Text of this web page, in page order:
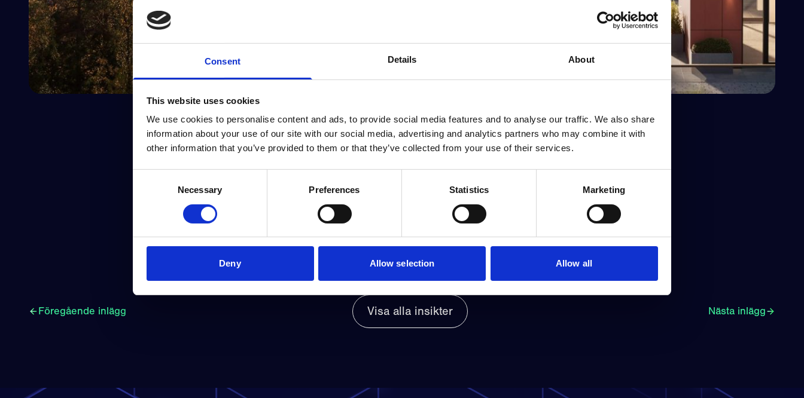
Consent Details About
This website uses cookies
We use cookies to personalise content and ads, to provide social media features and to analyse our traffic. We also share
information about your use of our site with our social media, advertising and analytics partners who may combine it with
other information that you’ve provided to them or that they’ve collected from your use of their services.
Necessary Preferences Statistics Marketing
Deny Allow selection Allow all
Mariell Hernandez Berg, försäljnings- och marknadschef i Nåbo, säger i ett pressmeddelande
därför att potentiella köpare av Villa Silur ska få tillgång till samma teknik.
Läs mer på Eiendomswatch.no
Föregående inlägg Visa alla insikter Nästa inlägg